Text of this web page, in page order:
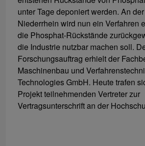
unter Tage deponiert werden. An
Niederrhein wird nun ein Verfahren
die Phosphat-Rückstände
die Industrie nutzbar machen soll.
Forschungsauftrag erhielt der
Maschinenbau und
Technologies GmbH. Heute trafen
Projekt teilnehmenden Vertreter zur
Vertragsunterschrift an der